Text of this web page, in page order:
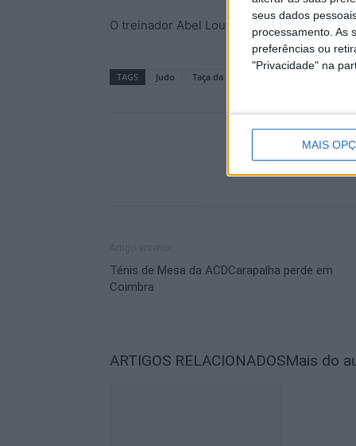
seus dados
processamento. As
preferências ou
"Privacidade" na
MAIS
O treinador Abel Louro acompanhou os
TAGS Judo Taça da Europa de Juniores
Ténis de Mesa da ACDCarapalha perde em
Coimbra
ARTIGOS RELACIONADOSMais do